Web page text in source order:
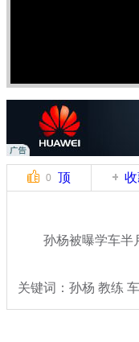
0 顶
孙杨被曝学车半
关键词：孙杨 教练